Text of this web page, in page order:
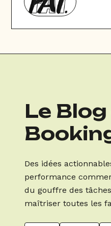
Le
Des idées
performance
du gouffre des
maîtriser toutes les